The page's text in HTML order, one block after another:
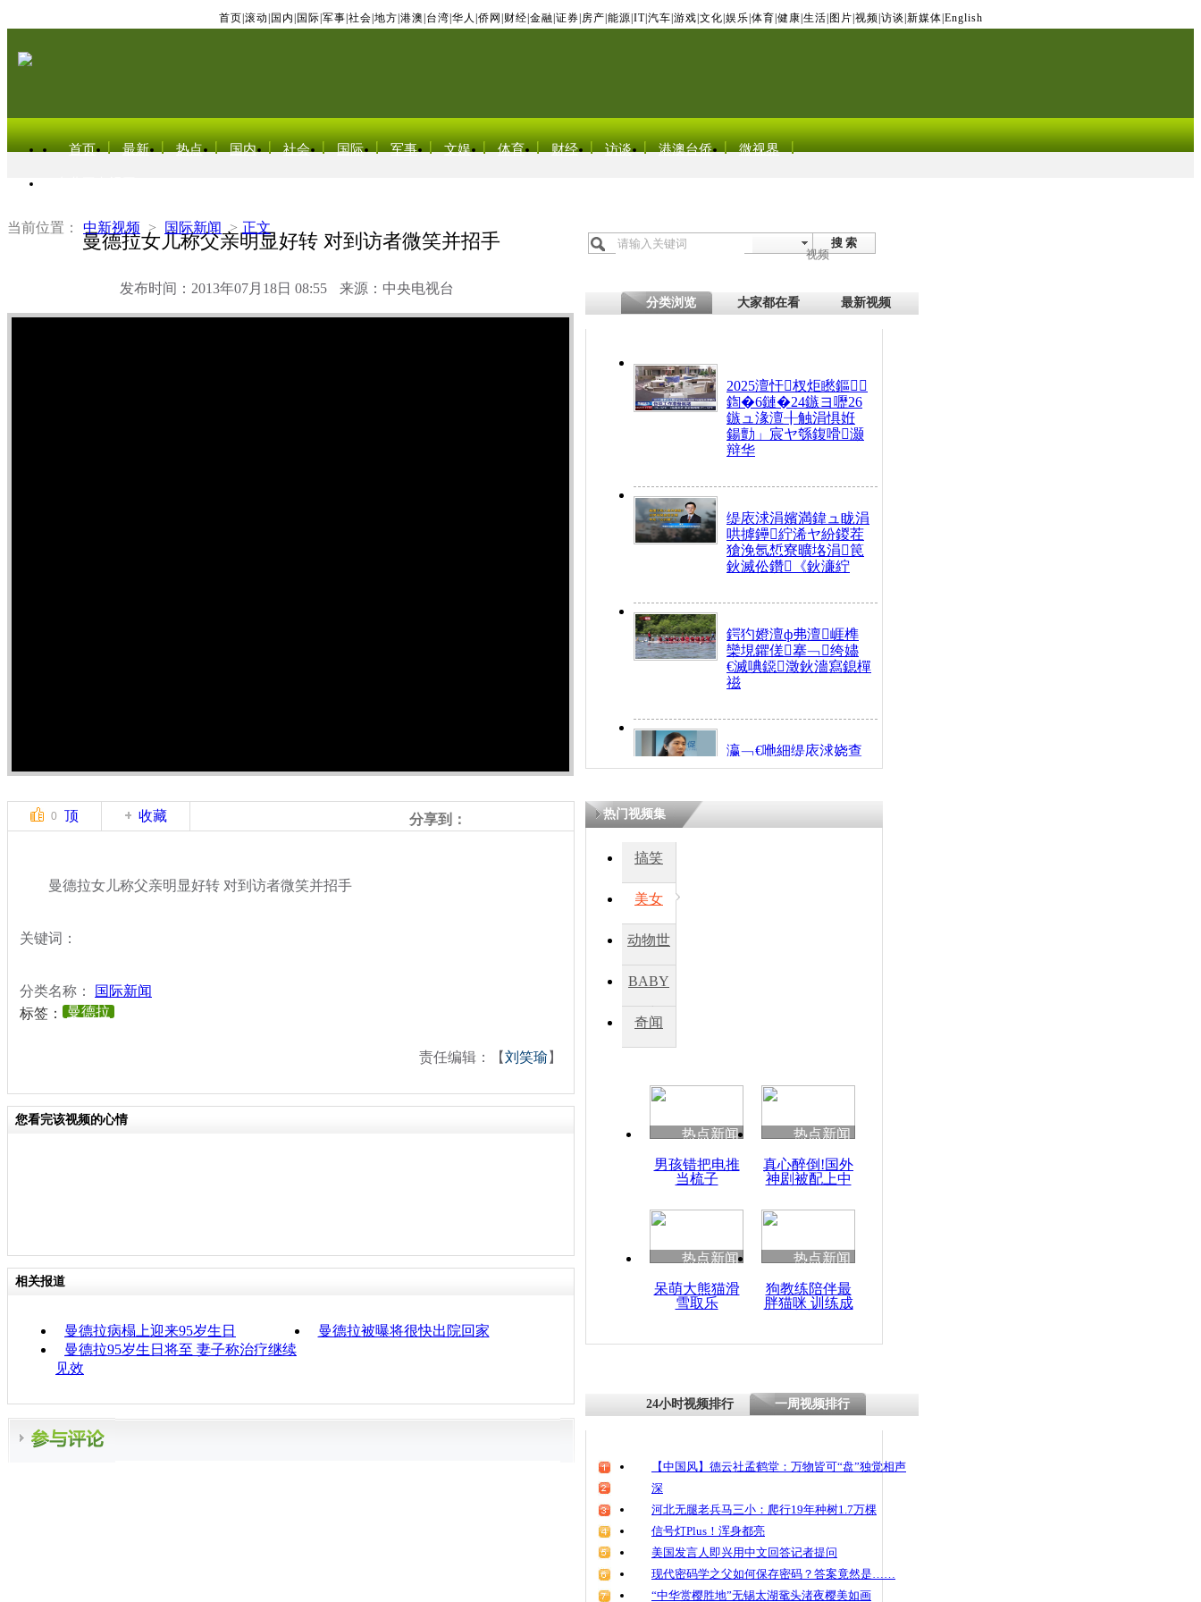
首页 滚动 国内 国际 军事 社会 地方 港澳 台湾 华人 侨网 财经 金融 证券 房产 能源 IT| 汽车 游戏 文化 娱乐 体育 健康 生活 图片 视频 访谈 新媒体 English
首页 最新 热点 国内 社会 国际 军事 文娱 体育 财经 访谈 港澳台侨 微视界
当前位置： 中新视频 > 国际新闻 > 正文
曼德拉女儿称父亲明显好转 对到访者微笑并招手
发布时间：2013年07月18日 08:55 来源：中央电视台
搜 索
视频
分类浏览 大家都在看 最新视频
2025澶忓杈炬矁鏂
鍧�6鏈�24鏃ヨ嚦26
鏃ュ湪澶╂触涓惧姙
鍚勯」宸ヤ綔鍑嗗灏
辩华
缇庡浗涓嬪満鍏ュ眬涓
哄摢鑸紵浠ヤ紛鍐茬
獊浼氬惁寮曠垎涓笢
鈥滅伀鑽《鈥濓紵
鍔犳嬁澶ф弗澶崕榫
欒垷鑺傞搴﹁绔嬧
€滅唺鐚澂鈥濇寫鎴樿
禌
瀛﹁€咃細缇庡浗娆查
€间笢鍗椾簹涓庝腑鍥
瘑灞€
0 顶 收藏 分享到：
曼德拉女儿称父亲明显好转 对到访者微笑并招手
关键词：
分类名称：
国际新闻
标签：
曼德拉
责任编辑：【刘笑瑜 】
您看完该视频的心情
相关报道
曼德拉病榻上迎来95岁生日
曼德拉被曝将很快出院回家
曼德拉95岁生日将至 妻子称治疗继续
见效
热门视频集
搞笑
美女
动物世
BABY
秀
奇闻
热点新闻
男孩错把电推
当梳子
热点新闻
真心醉倒!国外
神剧被配上中
热点新闻
呆萌大熊猫滑
雪取乐
热点新闻
狗教练陪伴最
胖猫咪 训练成
24小时视频排行 一周视频排行
【中国风】德云社孟鹤堂：万物皆可“盘”独觉相声
深
河北无腿老兵马三小：爬行19年种树1.7万棵
信号灯Plus！浑身都亮
美国发言人即兴用中文回答记者提问
现代密码学之父如何保存密码？答案竟然是……
“中华赏樱胜地”无锡太湖鼋头渚夜樱美如画